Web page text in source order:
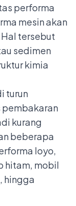
performa
mesin akan
tersebut
sedimen
kimia
turun
pembakaran
kurang
beberapa
loyo,
hitam, mobil
hingga